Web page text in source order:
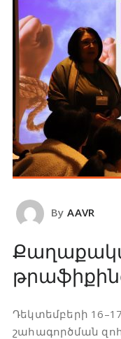
By AAVR
Դեկտեմբերի
շահագործման